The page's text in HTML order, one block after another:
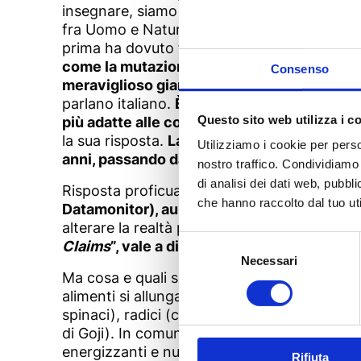
Consenso
Questo sito web utilizza i
Utilizziamo i cookie per
nostro traffico.
di analisi dei dati web,
che hanno raccolto dal tuo
Selezione
Necessari
Rifiuta
insegnare, siamo di fretta ma aspiriamo a
fra Uomo e Natura che oggi, in
prima ha dovuto farci i conti.Coldiretti ha
come la mutazione sia tangibile e quale
meraviglioso giardino esotico. Avocado,
parlano italiano. È il lavoro prezioso di
più adatte alle coltivazioni tradizionali
la sua risposta. La superficie dedicata alla
anni, passando da pochi ettari a oltre 500
Risposta proficua e sostenibile auna
Datamonitor), aumentando la richiesta di
alterare la realtà percepita e per questo
Claims”, vale a dire indicazioni
Ma cosa e quali sono, in realtà, i cosiddetti
alimenti si allunga sempre più passando
spinaci), radici (come zenzero,
di Goji). In comune hanno di essere tutti
energizzanti e nutrienti. Ecco, fate